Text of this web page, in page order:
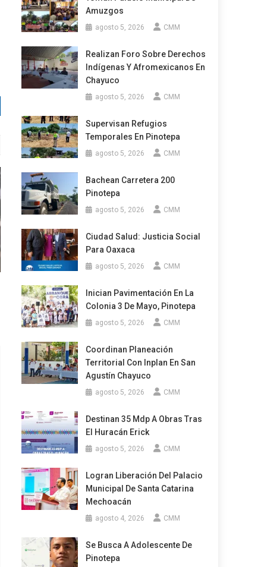
Amuzgos
agosto 5, 2026 CMM
Realizan Foro Sobre Derechos
Indígenas Y Afromexicanos En
Chayuco
agosto 5, 2026 CMM
Supervisan Refugios
Temporales En Pinotepa
agosto 5, 2026 CMM
Bachean Carretera 200
Pinotepa
agosto 5, 2026 CMM
Ciudad Salud: Justicia Social
Para Oaxaca
agosto 5, 2026 CMM
Inician Pavimentación En La
Colonia 3 De Mayo, Pinotepa
agosto 5, 2026 CMM
Coordinan Planeación
Territorial Con Inplan En San
Agustín Chayuco
agosto 5, 2026 CMM
Destinan 35 Mdp A Obras Tras
El Huracán Erick
agosto 5, 2026 CMM
Logran Liberación Del Palacio
Municipal De Santa Catarina
Mechoacán
agosto 4, 2026 CMM
Se Busca A Adolescente De
Pinotepa